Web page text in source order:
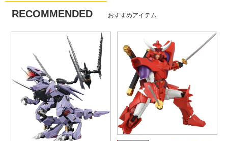
RECOMMENDED おすすめアイテム